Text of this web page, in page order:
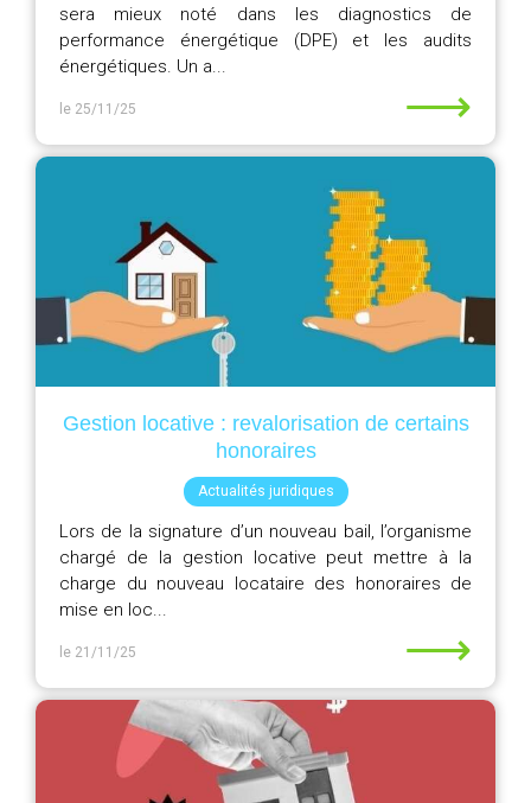
sera mieux noté dans les diagnostics de
performance énergétique (DPE) et les audits
énergétiques. Un a...
le 25/11/25 ⟶
Gestion locative : revalorisation de certains
honoraires
Actualités juridiques
Lors de la signature d’un nouveau bail, l’organisme
chargé de la gestion locative peut mettre à la
charge du nouveau locataire des honoraires de
mise en loc...
le 21/11/25 ⟶